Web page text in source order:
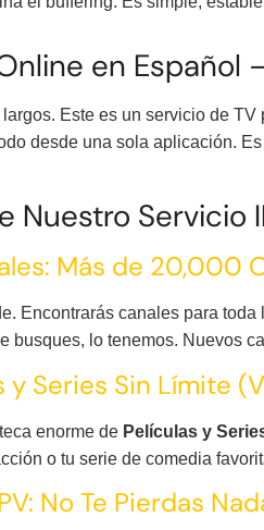
en Español
Este es un servicio de
desde una sola aplicación.
Nuestro Servicio
Más de 20,000
Encontrarás canales para
busques, lo tenemos. Nuevos
Series Sin Límite
enorme de Películas y
o tu serie de comedia
No Te Pierdas